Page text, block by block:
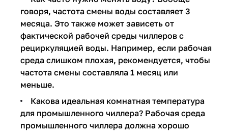
говоря, частота смены воды составляет 3
месяца. Это также может зависеть от
фактической рабочей среды чиллеров с
рециркуляцией воды. Например, если рабочая
среда слишком плохая, рекомендуется, чтобы
частота смены составляла 1 месяц или
меньше.
Какова идеальная комнатная температура
для промышленного чиллера? Рабочая среда
промышленного чиллера должна хорошо